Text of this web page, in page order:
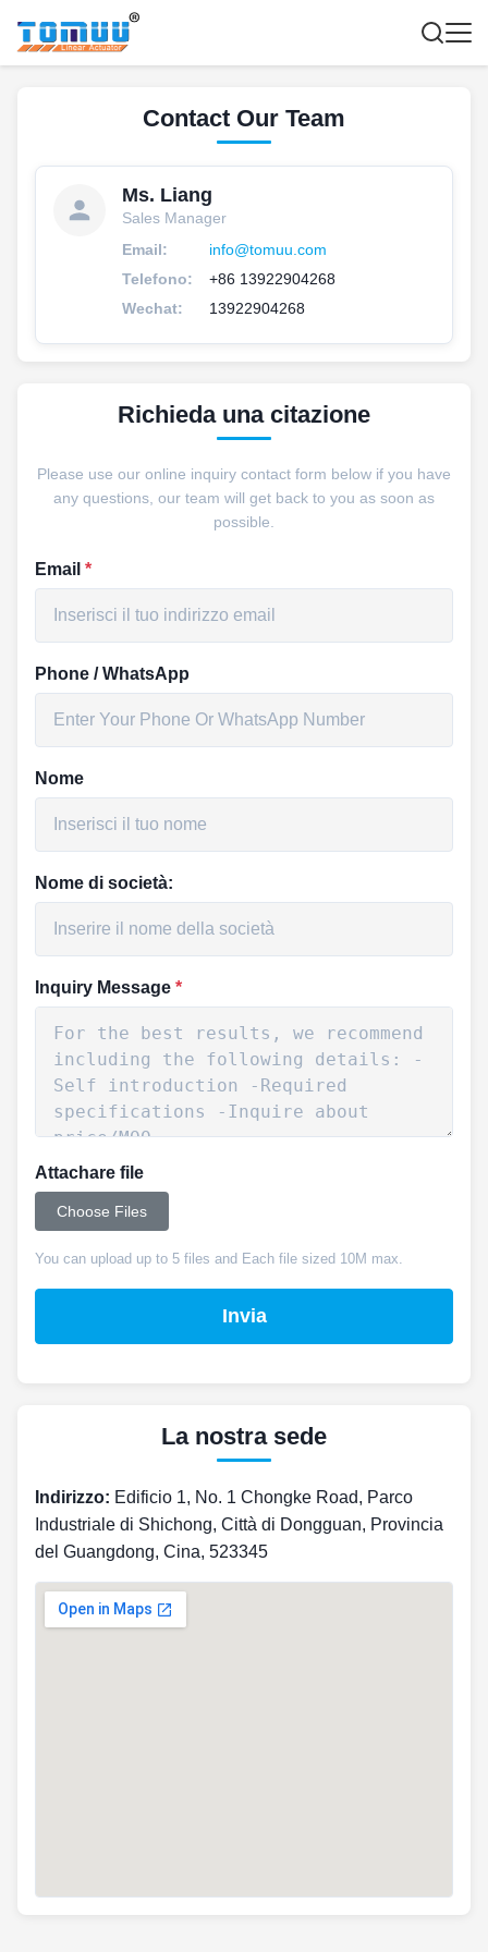
Contact Our Team
Ms. Liang
Sales Manager
Email:
info@tomuu.com
Telefono:
+86 13922904268
Wechat:
13922904268
Richieda una citazione
Please use our online inquiry contact form below if you have
any questions, our team will get back to you as soon as
possible.
Email *
Phone / WhatsApp
Nome
Nome di società:
Inquiry Message *
Attachare file
Choose Files
You can upload up to 5 files and Each file sized 10M max.
Invia
La nostra sede
Indirizzo: Edificio 1, No. 1 Chongke Road, Parco
Industriale di Shichong, Città di Dongguan, Provincia
del Guangdong, Cina, 523345